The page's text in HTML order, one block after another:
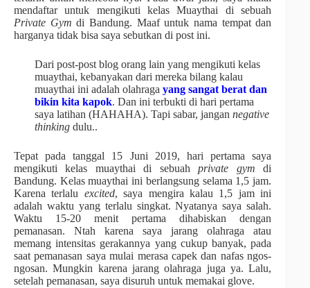
mendaftar untuk mengikuti kelas Muaythai di sebuah
Private Gym di Bandung. Maaf untuk nama tempat dan
harganya tidak bisa saya sebutkan di post ini.
Dari post-post blog orang lain yang mengikuti kelas
muaythai, kebanyakan dari mereka bilang kalau
muaythai ini adalah olahraga yang sangat berat dan
bikin kita kapok. Dan ini terbukti di hari pertama
saya latihan (HAHAHA). Tapi sabar, jangan negative
thinking dulu..
Tepat pada tanggal 15 Juni 2019, hari pertama saya
mengikuti kelas muaythai di sebuahprivate gym di
Bandung. Kelas muaythai ini berlangsung selama 1,5 jam.
Karena terlalu excited, saya mengira kalau 1,5 jam ini
adalah waktu yang terlalu singkat. Nyatanya saya salah.
Waktu 15-20 menit pertama dihabiskan dengan
pemanasan. Ntah karena saya jarang olahraga atau
memang intensitas gerakannya yang cukup banyak, pada
saat pemanasan saya mulai merasa capek dan nafas ngos-
ngosan. Mungkin karena jarang olahraga juga ya. Lalu,
setelah pemanasan, saya disuruh untuk memakai glove.